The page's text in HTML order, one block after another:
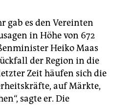
gab es den Vereinten
in Höhe von 672
Heiko Maas
der Region in die
Zeit häufen sich die
auf Märkte,
sagte er. Die